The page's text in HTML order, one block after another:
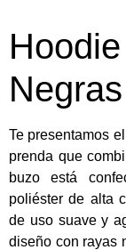
Negras
Te presentamos el
prenda que
buzo está
poliéster de alta
de uso suave y
diseño con rayas